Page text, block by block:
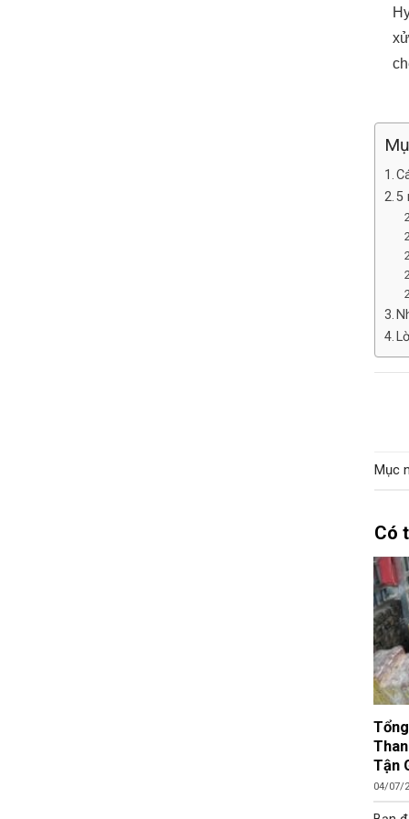
5
Mục
Có
Tận
04/07/